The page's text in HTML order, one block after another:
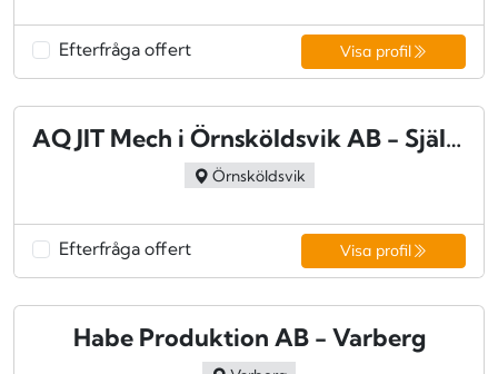
Efterfråga offert Visa profil
AQ JIT Mech i Örnsköldsvik AB - Själevad
Örnsköldsvik
Efterfråga offert Visa profil
Habe Produktion AB - Varberg